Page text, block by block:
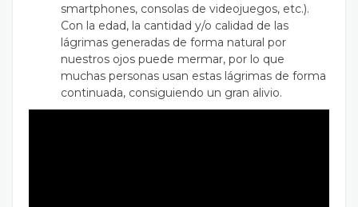
smartphones, consolas de videojuegos, etc.).
Con la edad, la cantidad y/o calidad de las
lágrimas generadas de forma natural por
nuestros ojos puede mermar, por lo que
muchas personas usan estas lágrimas de forma
continuada, consiguiendo un gran alivio.